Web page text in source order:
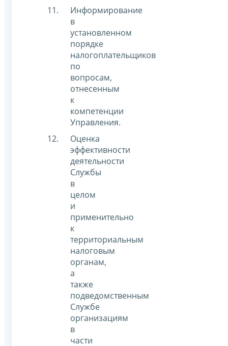
Информирование
в
установленном
порядке
налогоплательщиков
по
вопросам,
отнесенным
к
компетенции
Управления.
Оценка
эффективности
деятельности
Службы
в
целом
и
применительно
к
территориальным
налоговым
органам,
а
также
подведомственным
Службе
организациям
в
части